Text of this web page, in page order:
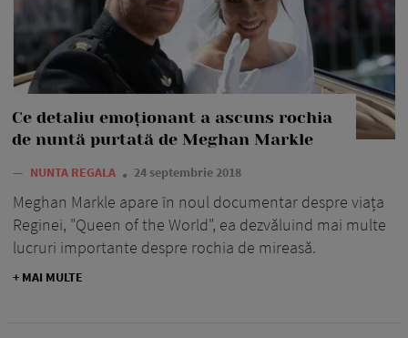
Ce detaliu emoționant a ascuns rochia
de nuntă purtată de Meghan Markle
— NUNTA REGALA 24 septembrie 2018
Meghan Markle apare în noul documentar despre viața
Reginei, "Queen of the World", ea dezvăluind mai multe
lucruri importante despre rochia de mireasă.
+ MAI MULTE